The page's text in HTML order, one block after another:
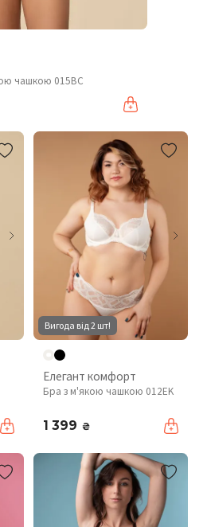
чашкою 015BC
Вигода від 2 шт!
Елегант комфорт
Бра з м'якою чашкою 012EK
1 399 ₴